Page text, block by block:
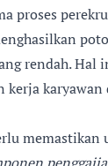
proses
rendah. Hal
kerja karyawan
memastikan